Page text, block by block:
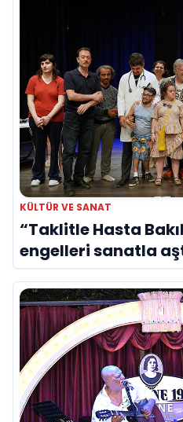
KÜLTÜR VE SANAT
“Taklitle Hasta
engelleri sanatla